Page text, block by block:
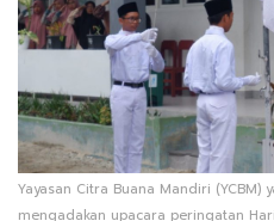
Yayasan Citra Buana Mandiri (YCBM)
mengadakan upacara peringatan